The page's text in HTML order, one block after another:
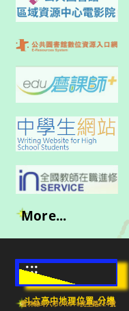
More...
:::
斗六高中地理位置-分機
雲林縣斗六市640010民生路224號